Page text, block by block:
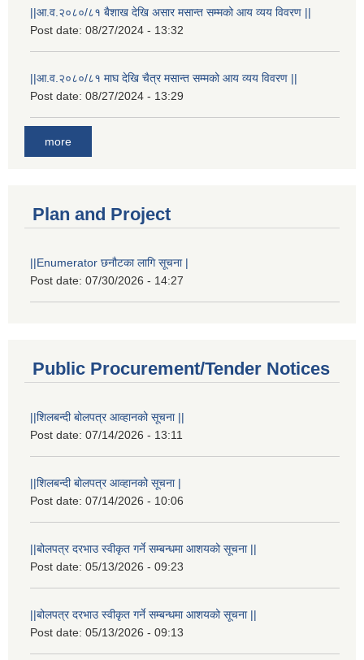
||आ.व.२०८०/८१ बैशाख देखि असार मसान्त सम्मको आय व्यय विवरण ||
Post date: 08/27/2024 - 13:32
||आ.व.२०८०/८१ माघ देखि चैत्र मसान्त सम्मको आय व्यय विवरण ||
Post date: 08/27/2024 - 13:29
more
Plan and Project
||Enumerator छनौटका लागि सूचना |
Post date: 07/30/2026 - 14:27
Public Procurement/Tender Notices
||शिलबन्दी बोलपत्र आव्हानको सूचना ||
Post date: 07/14/2026 - 13:11
||शिलबन्दी बोलपत्र आव्हानको सूचना |
Post date: 07/14/2026 - 10:06
||बोलपत्र दरभाउ स्वीकृत गर्ने सम्बन्धमा आशयको सूचना ||
Post date: 05/13/2026 - 09:23
||बोलपत्र दरभाउ स्वीकृत गर्ने सम्बन्धमा आशयको सूचना ||
Post date: 05/13/2026 - 09:13